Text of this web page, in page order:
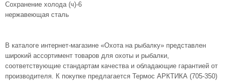
Сохранение холода (ч)-6
нержавеющая сталь
В каталоге интернет-магазине «Охота на рыбалку» представлен
широкий ассортимент товаров для охоты и рыбалки,
соответствующие стандартам качества и обладающие гарантией от
производителя. К покупке предлагается Термос АРКТИКА (705-350)